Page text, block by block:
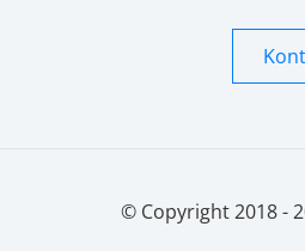
© Copyright 2018 -